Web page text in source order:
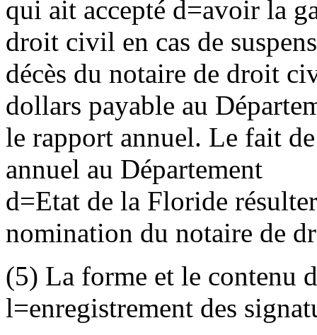
qui ait accepté d=avoir la
droit civil en cas de
décès du notaire de droit
dollars payable au
le rapport annuel. Le fait
annuel au Département
d=Etat de la Floride
nomination du notaire de
(5) La forme et le contenu
l=enregistrement des